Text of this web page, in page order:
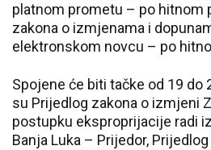
platnom prometu – po hitnom
zakona o izmjenama i
elektronskom novcu – po
Spojene će biti tačke od 19 do
su Prijedlog zakona o izmjeni
postupku eksproprijacije radi
Banja Luka – Prijedor,